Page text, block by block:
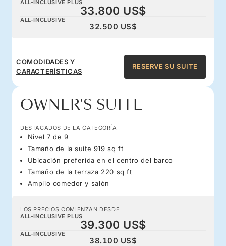
ALL-INCLUSIVE PLUS
33.800 US$
ALL-INCLUSIVE
32.500 US$
COMODIDADES Y
CARACTERÍSTICAS
RESERVE SU SUITE
OWNER'S SUITE
DESTACADOS DE LA CATEGORÍA
Nivel 7 de 9
Tamaño de la suite 919 sq ft
Ubicación preferida en el centro del barco
Tamaño de la terraza 220 sq ft
Amplio comedor y salón
LOS PRECIOS COMIENZAN DESDE
ALL-INCLUSIVE PLUS
39.300 US$
ALL-INCLUSIVE
38.100 US$